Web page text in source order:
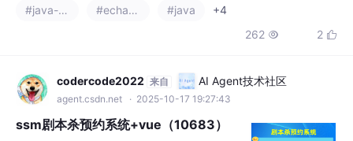
pringBoot+Vue技术栈，支持JSP页面和MyS
系方式获取。 （注：摘要严格控制在150字
内，共99字）
#java
+4
262  2 
codercode2022 来自 AI Agent技术社区
agent.csdn.net · 2025-10-17 19:27:43
ssm剧本杀预约系统+vue（10683）